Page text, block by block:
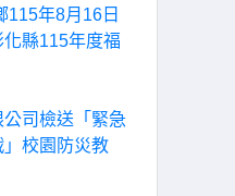
115年8月16日
化縣115年度福
司檢送「緊急
校園防災教